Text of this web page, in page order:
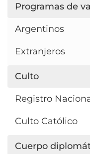
Programas de
Argentinos
Extranjeros
Culto
Registro
Culto Católico
Cuerpo